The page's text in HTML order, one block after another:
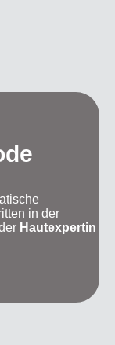
in der
Hautexpertin